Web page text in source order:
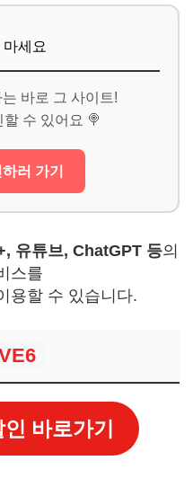
마세요
바로 그 사이트!
수 있어요 🍭
러 가기
유튜브, ChatGPT 등의
스를
용할 수 있습니다.
바로가기